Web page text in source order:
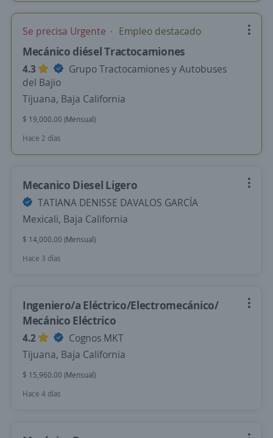
Se precisa Urgente Empleo destacado
Mecánico diésel Tractocamiones
4.3
Grupo Tractocamiones y Autobuses
del Bajio
Tijuana, Baja California
$ 19,000.00 (Mensual)
Hace 2 días
Mecanico Diesel Ligero
TATIANA DENISSE DAVALOS GARCÍA
Mexicali, Baja California
$ 14,000.00 (Mensual)
Hace 3 días
Ingeniero/a Eléctrico/Electromecánico/
Mecánico Eléctrico
4.2
Cognos MKT
Tijuana, Baja California
$ 15,960.00 (Mensual)
Hace 4 días